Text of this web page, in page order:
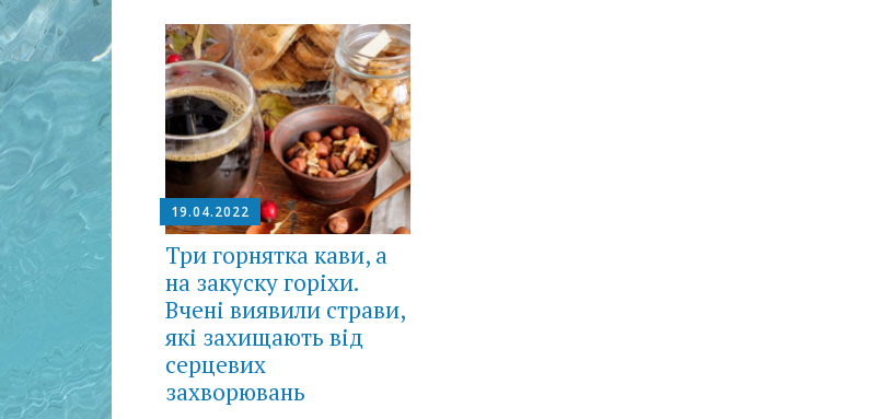
19.04.2022
Три горнятка кави, а
на закуску горіхи.
Вчені виявили страви,
які захищають від
серцевих
захворювань